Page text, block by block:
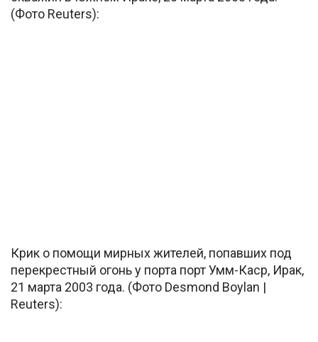
(Фото Reuters):
Крик о помощи мирных жителей, попавших под
перекрестный огонь у порта порт Умм-Каср, Ирак,
21 марта 2003 года. (Фото Desmond Boylan |
Reuters):